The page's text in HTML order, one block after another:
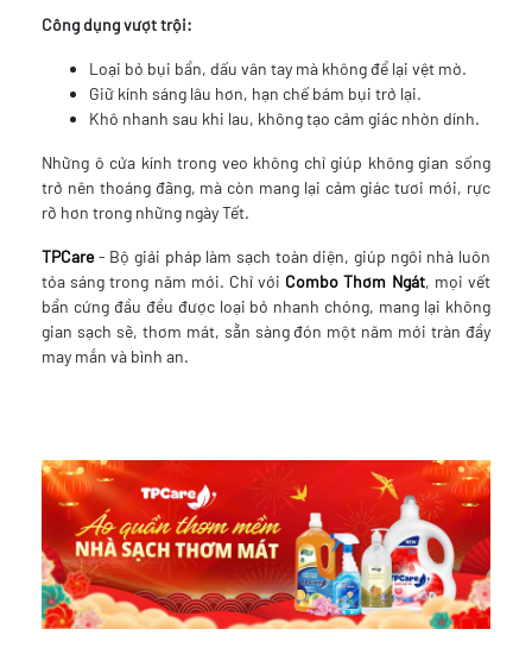
Công dụng vượt trội:
Loại bỏ bụi bẩn, dấu vân tay mà không để lại vệt mờ.
Giữ kính sáng lâu hơn, hạn chế bám bụi trở lại.
Khô nhanh sau khi lau, không tạo cảm giác nhờn dính.
Những ô cửa kính trong veo không chỉ giúp không gian sống
trở nên thoáng đãng, mà còn mang lại cảm giác tươi mới, rực
rỡ hơn trong những ngày Tết.
TPCare- Bộ giải pháp làm sạch toàn diện, giúp ngôi nhà luôn
tỏa sáng trong năm mới. Chỉ với Combo Thơm Ngát, mọi vết
bẩn cứng đầu đều được loại bỏ nhanh chóng, mang lại không
gian sạch sẽ, thơm mát, sẵn sàng đón một năm mới tràn đầy
may mắn và bình an.